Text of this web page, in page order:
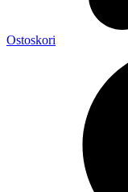
Ostoskori